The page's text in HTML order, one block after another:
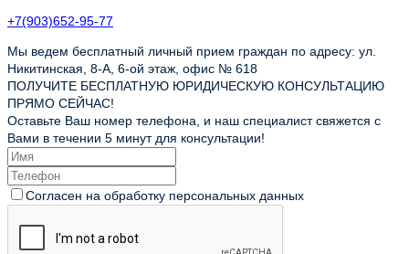
+7(903)652-95-77
Мы ведем бесплатный личный прием граждан по адресу: ул.
Никитинская, 8-А, 6-ой этаж, офис № 618
ПОЛУЧИТЕ БЕСПЛАТНУЮ ЮРИДИЧЕСКУЮ КОНСУЛЬТАЦИЮ
ПРЯМО СЕЙЧАС!
Оставьте Ваш номер телефона, и наш специалист свяжется с
Вами в течении 5 минут для консультации!
Согласен на обработку персональных данных